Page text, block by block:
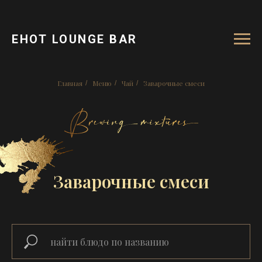
ЕНОТ LOUNGE BAR
Главная / Меню / Чай / Заварочные смеси
Заварочные смеси